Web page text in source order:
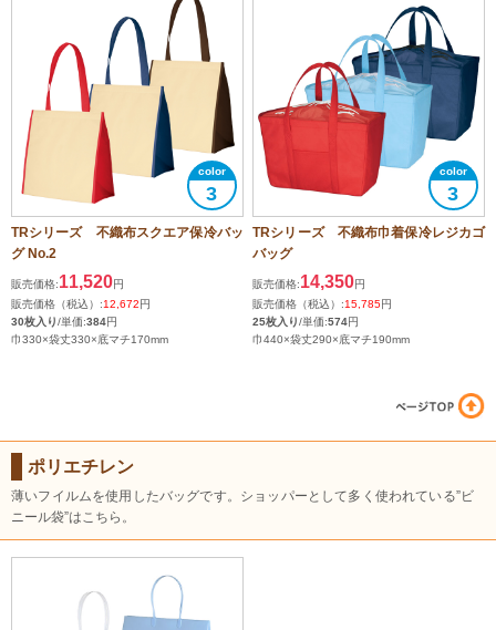
3
TRシリーズ 不織布スクエア保冷バッ
グ No.2
販売価格:11,520円
販売価格（税込）:12,672円
30枚入り/単価:384円
巾330×袋丈330×底マチ170mm
3
TRシリーズ 不織布巾着保冷レジカゴ
バッグ
販売価格:14,350円
販売価格（税込）:15,785円
25枚入り/単価:574円
巾440×袋丈290×底マチ190mm
ポリエチレン
薄いフイルムを使用したバッグです。ショッパーとして多く使われている”ビ
ニール袋”はこちら。